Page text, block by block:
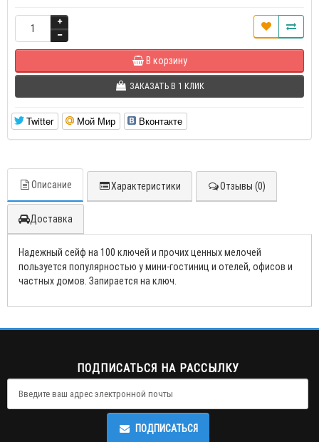
В корзину
ЗАКАЗАТЬ В 1 КЛИК
Twitter Мой Мир Вконтакте
Описание Характеристики Отзывы (0)
Доставка
Надежный сейф на 100 ключей и прочих ценных мелочей
пользуется популярностью у мини-гостиниц и отелей, офисов и
частных домов. Запирается на ключ.
ПОДПИСАТЬСЯ НА РАССЫЛКУ
ПОДПИСАТЬСЯ